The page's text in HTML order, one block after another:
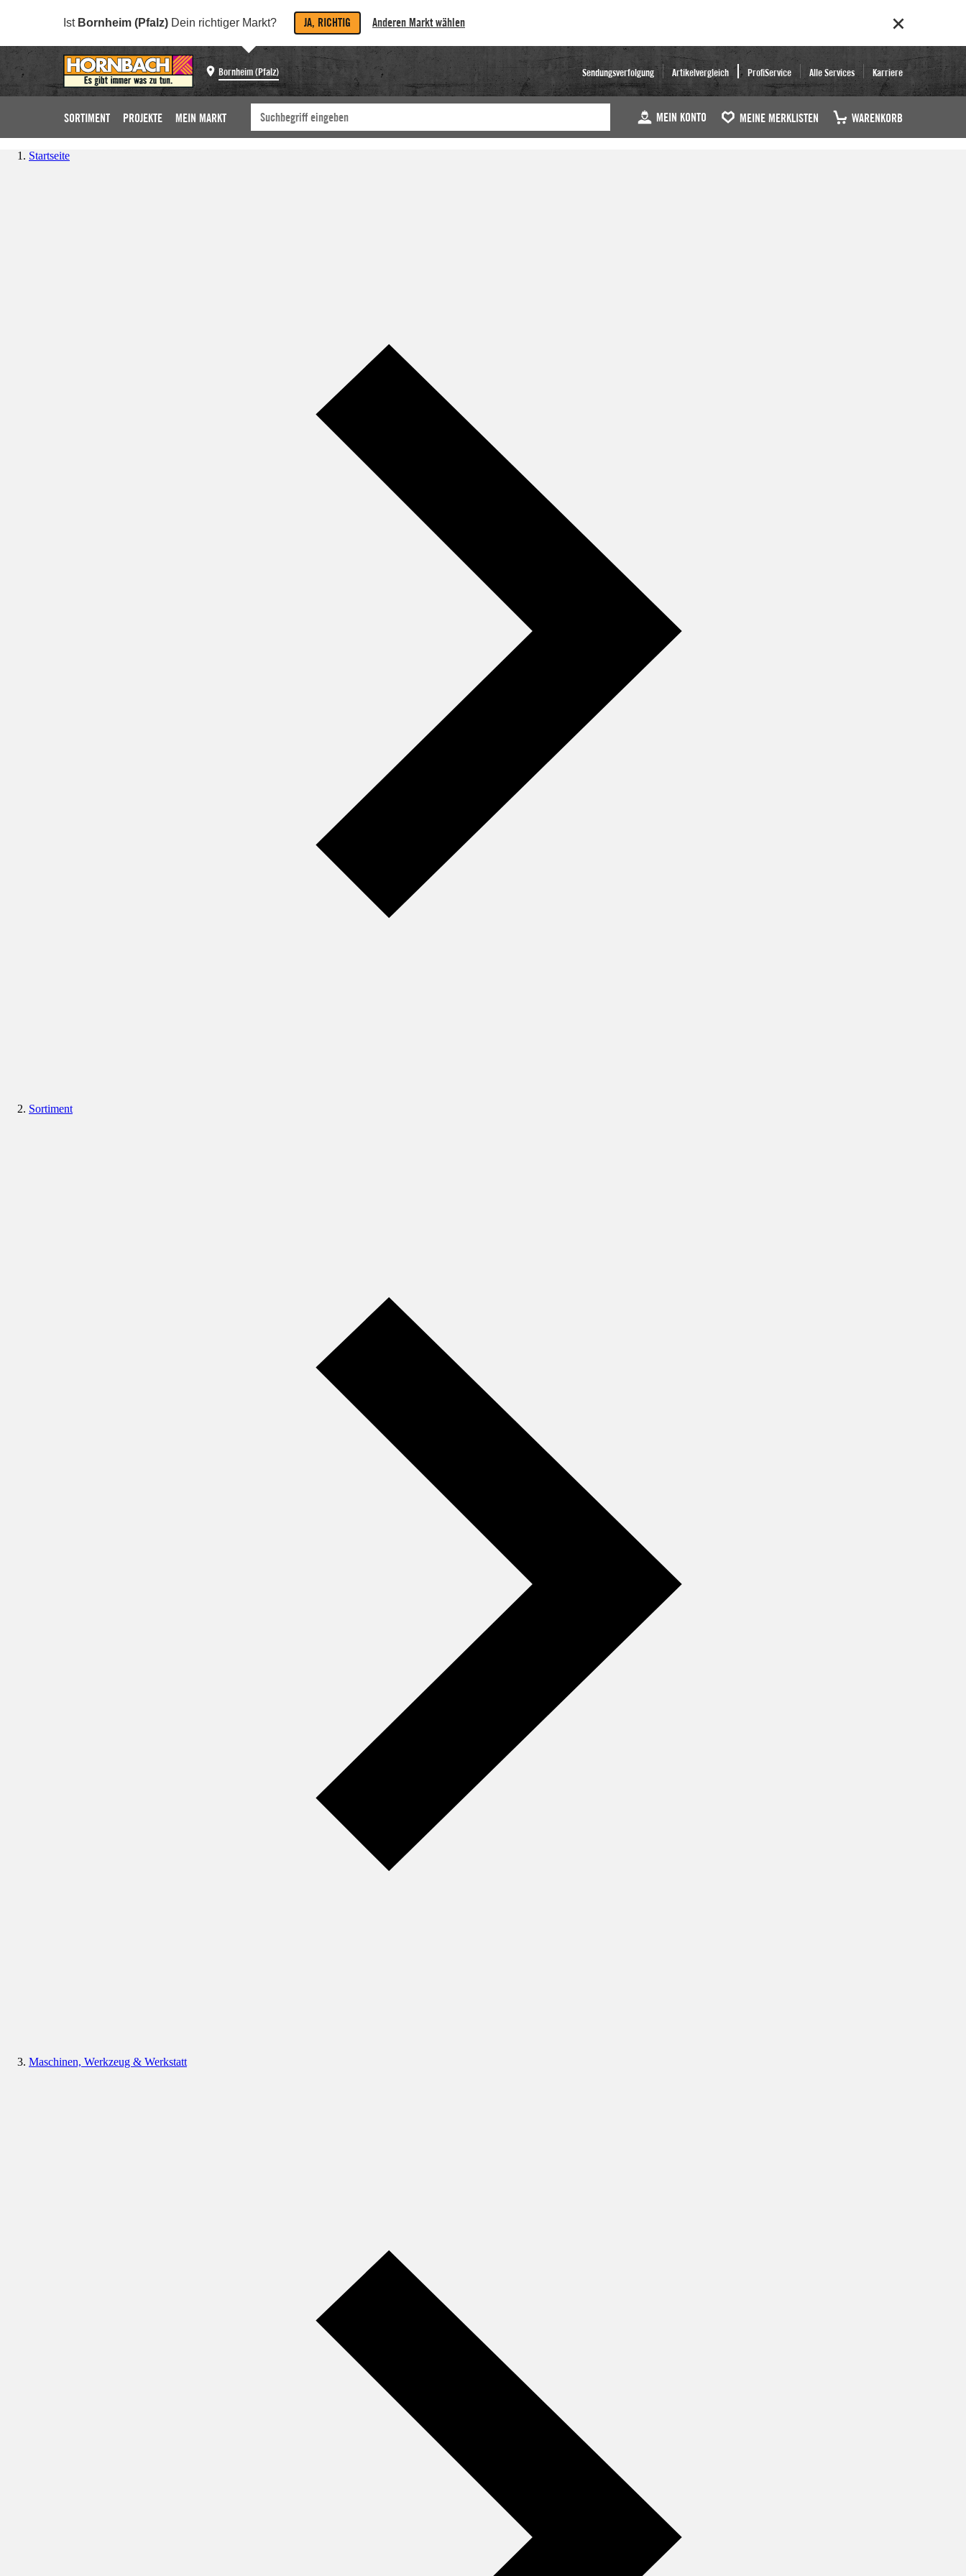
Ist Bornheim (Pfalz) Dein richtiger Markt? JA, RICHTIG Anderen Markt wählen
Bornheim (Pfalz) Sendungsverfolgung Artikelvergleich ProfiService Alle Services Karriere
SORTIMENT PROJEKTE MEIN MARKT MEIN KONTO MEINE MERKLISTEN WARENKORB
Startseite
Sortiment
Maschinen, Werkzeug & Werkstatt